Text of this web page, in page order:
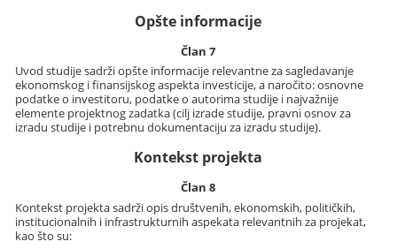
Opšte informacije
Član 7
Uvod studije sadrži opšte informacije relevantne za sagledavanje
ekonomskog i finansijskog aspekta investicije, a naročito: osnovne
podatke o investitoru, podatke o autorima studije i najvažnije
elemente projektnog zadatka (cilj izrade studije, pravni osnov za
izradu studije i potrebnu dokumentaciju za izradu studije).
Kontekst projekta
Član 8
Kontekst projekta sadrži opis društvenih, ekonomskih, političkih,
institucionalnih i infrastrukturnih aspekata relevantnih za projekat,
kao što su: